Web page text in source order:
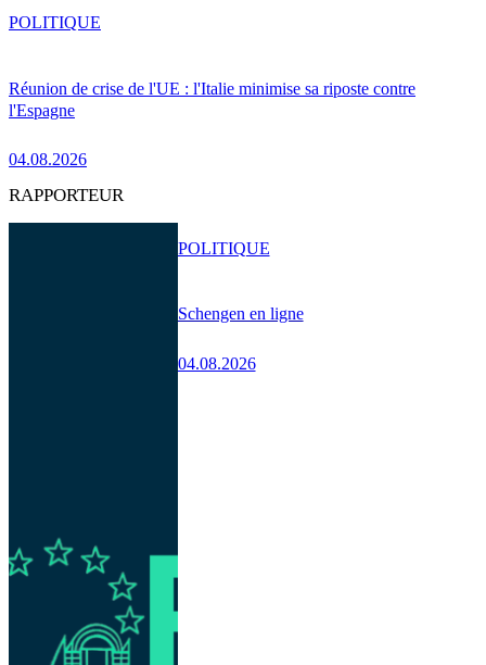
Réunion de crise de l'UE : l'Italie minimise sa riposte contre
l'Espagne
04.08.2026
POLITIQUE
RAPPORTEUR
Schengen en ligne
04.08.2026
POLITIQUE